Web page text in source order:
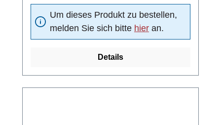
Um dieses Produkt zu bestellen,
melden Sie sich bitte hier an.
Details